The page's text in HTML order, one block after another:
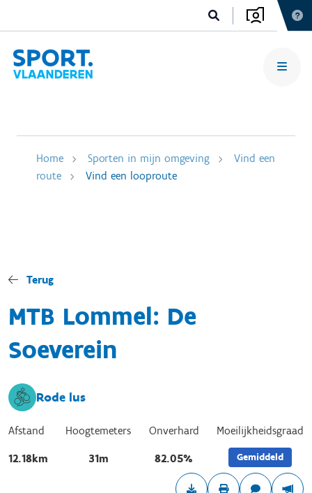
Home Sporten in mijn omgeving
Vind een
route
Vind een looproute
Terug
MTB Lommel: De
Soeverein
Rode lus
Afstand
12.18km
Hoogtemeters
31m
Onverhard
82.05%
Moeilijkheidsgraad
Gemiddeld